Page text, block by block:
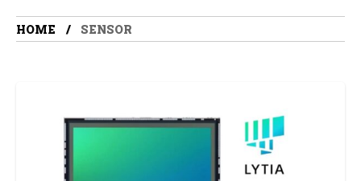
HOME SENSOR